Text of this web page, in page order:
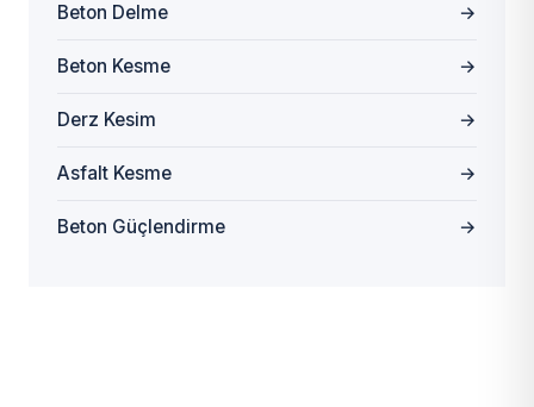
Beton Delme →
Beton Kesme →
Derz Kesim →
Asfalt Kesme →
Beton Güçlendirme →